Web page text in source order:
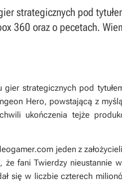
strategicznych pod
360 oraz o pecetach.
gier strategicznych pod
Hero, powstającą z
ukończenia tejże
jeden z założycieli
że fani Twierdzy nieustannie
się w liczbie czterech